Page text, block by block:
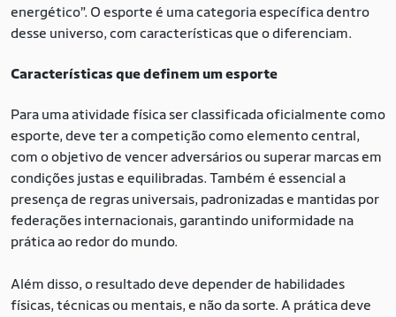
energético”. O esporte é uma categoria específica dentro
desse universo, com características que o diferenciam.
Características que definem um esporte
Para uma atividade física ser classificada oficialmente como
esporte, deve ter a competição como elemento central,
com o objetivo de vencer adversários ou superar marcas em
condições justas e equilibradas. Também é essencial a
presença de regras universais, padronizadas e mantidas por
federações internacionais, garantindo uniformidade na
prática ao redor do mundo.
Além disso, o resultado deve depender de habilidades
físicas, técnicas ou mentais, e não da sorte. A prática deve